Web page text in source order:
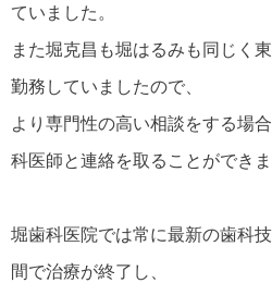
ていました。
また堀克昌も堀はるみも同じく
勤務していましたので、
より専門性の高い相談をする場
科医師と連絡を取ることができま
堀歯科医院では常に最新の歯科
間で治療が終了し、